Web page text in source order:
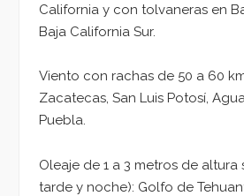
California y con tolvaneras en
Baja California Sur.
Viento con rachas de 50 a 60
Zacatecas, San Luis Potosí,
Puebla.
Oleaje de 1 a 3 metros de
tarde y noche): Golfo de